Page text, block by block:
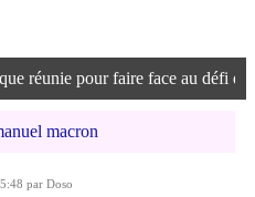
réunie pour faire face au défi
macron
par Doso